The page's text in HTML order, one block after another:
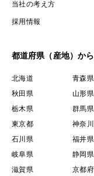
当社の考え方
採用情報
都道府県（産地）か
北海道 青森県
秋田県
山形県
栃木県
群馬県
東京都
神奈
石川県
福井県
岐阜県
静岡県
滋賀県
京都府